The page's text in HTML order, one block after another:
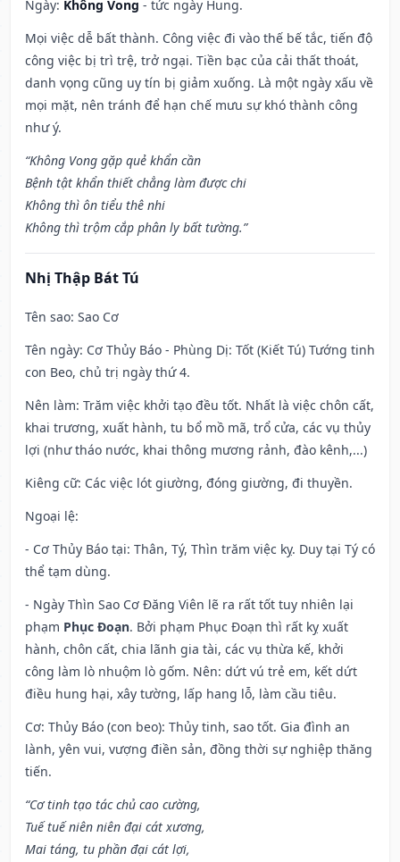
Ngày: Không Vong - tức ngày Hung.
Mọi việc dễ bất thành. Công việc đi vào thế bế tắc, tiến độ
công việc bị trì trệ, trở ngại. Tiền bạc của cải thất thoát,
danh vọng cũng uy tín bị giảm xuống. Là một ngày xấu về
mọi mặt, nên tránh để hạn chế mưu sự khó thành công
như ý.
“Không Vong gặp quẻ khẩn cần
Bệnh tật khẩn thiết chẳng làm được chi
Không thì ôn tiểu thê nhi
Không thì trộm cắp phân ly bất tường.”
Nhị Thập Bát Tú
Tên sao: Sao Cơ
Tên ngày: Cơ Thủy Báo - Phùng Dị: Tốt (Kiết Tú) Tướng tinh
con Beo, chủ trị ngày thứ 4.
Nên làm: Trăm việc khởi tạo đều tốt. Nhất là việc chôn cất,
khai trương, xuất hành, tu bổ mồ mã, trổ cửa, các vụ thủy
lợi (như tháo nước, khai thông mương rảnh, đào kênh,...)
Kiêng cữ: Các việc lót giường, đóng giường, đi thuyền.
Ngoại lệ:
- Cơ Thủy Báo tại: Thân, Tý, Thìn trăm việc kỵ. Duy tại Tý có
thể tạm dùng.
- Ngày Thìn Sao Cơ Đăng Viên lẽ ra rất tốt tuy nhiên lại
phạm Phục Đoạn. Bởi phạm Phục Đoạn thì rất kỵ xuất
hành, chôn cất, chia lãnh gia tài, các vụ thừa kế, khởi
công làm lò nhuộm lò gốm. Nên: dứt vú trẻ em, kết dứt
điều hung hại, xây tường, lấp hang lỗ, làm cầu tiêu.
Cơ: Thủy Báo (con beo): Thủy tinh, sao tốt. Gia đình an
lành, yên vui, vượng điền sản, đồng thời sự nghiệp thăng
tiến.
“Cơ tinh tạo tác chủ cao cường,
Tuế tuế niên niên đại cát xương,
Mai táng, tu phần đại cát lợi,